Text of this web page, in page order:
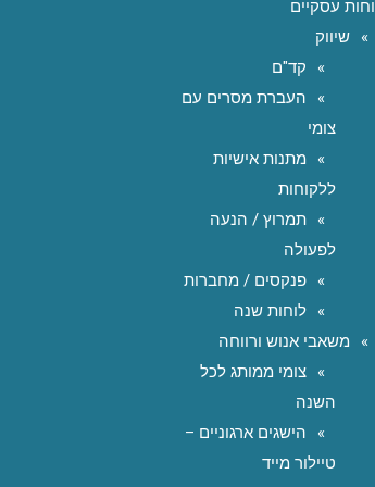
עסקיים
שיווק
קד"ם
העברת מסרים עם
צומי
מתנות אישיות
ללקוחות
תמרוץ / הנעה
לפעולה
פנקסים / מחברות
לוחות שנה
משאבי אנוש ורווחה
צומי ממותג לכל
השנה
הישגים ארגוניים –
טיילור מייד